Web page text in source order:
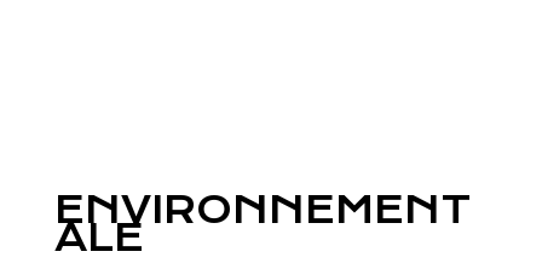
ENVIRONNEMENT
ALE